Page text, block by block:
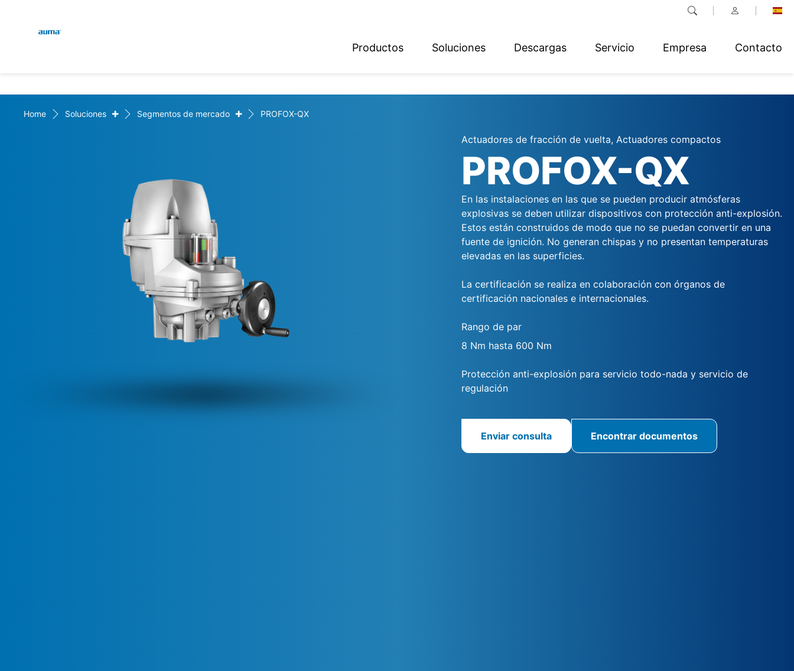
Productos Soluciones Descargas Servicio Empresa Contacto
Europa
Norteamérica
Deutsch
Home Soluciones + Segmentos de mercado + PROFOX-QX
Actuadores de fracción de vuelta, Actuadores compactos
PROFOX-QX
En las instalaciones en las que se pueden producir atmósferas
explosivas se deben utilizar dispositivos con protección anti-explosión.
Estos están construidos de modo que no se puedan convertir en una
fuente de ignición. No generan chispas y no presentan temperaturas
elevadas en las superficies.
La certificación se realiza en colaboración con órganos de
certificación nacionales e internacionales.
Rango de par
8 Nm hasta 600 Nm
Protección anti-explosión para servicio todo-nada y servicio de
regulación
Enviar consulta Encontrar documentos